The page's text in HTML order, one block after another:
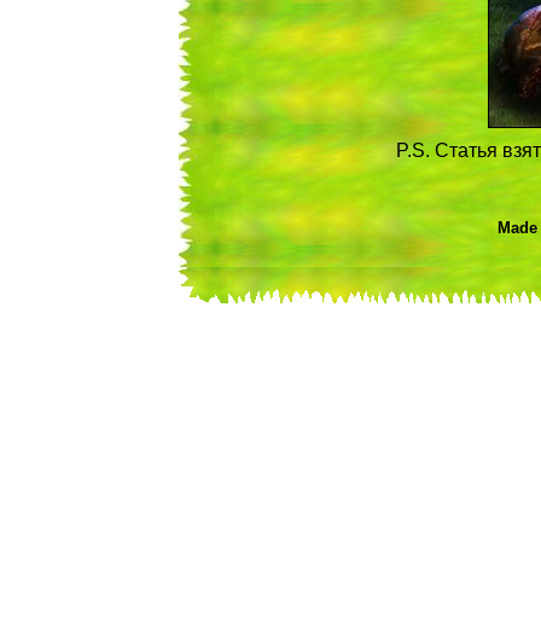
P.S. Статья